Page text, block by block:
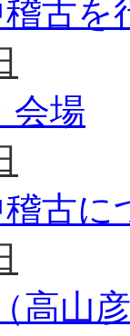
古を
場
古に
高山